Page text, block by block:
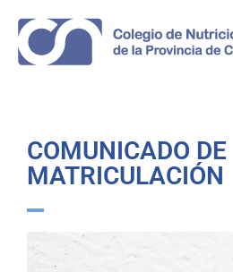
COMUNICADO DE
MATRICULACIÓN